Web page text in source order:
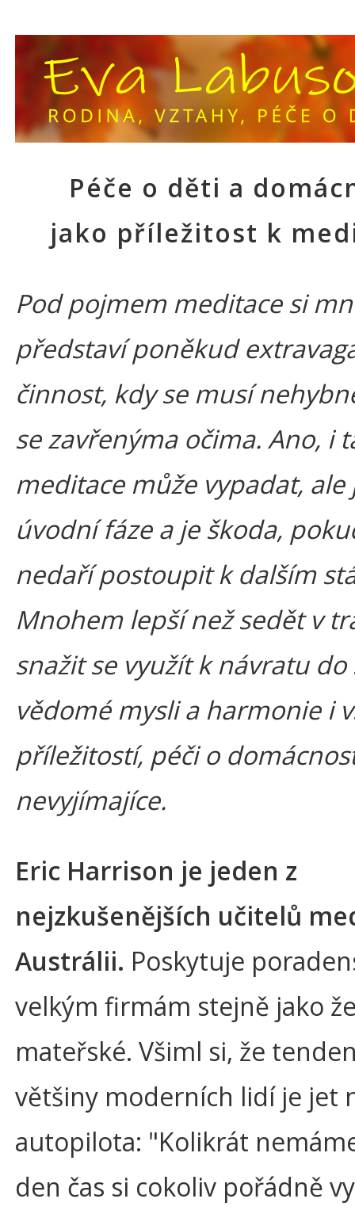
Péče o děti a
jako příležitost k
Pod pojmem meditace si
představí poněkud
činnost, kdy se musí
se zavřenýma očima. Ano, i
meditace může vypadat, ale
úvodní fáze a je škoda,
nedaří postoupit k dalším
Mnohem lepší než sedět v
snažit se využít k návratu do
vědomé mysli a harmonie i
příležitostí, péči o
nevyjímajíce.
Eric Harrison je jeden z
nejzkušenějších učitelů
Austrálii. Poskytuje
velkým firmám stejně jako
mateřské. Všiml si, že
většiny moderních lidí je jet
autopilota: "Kolikrát
den čas si cokoliv pořádně